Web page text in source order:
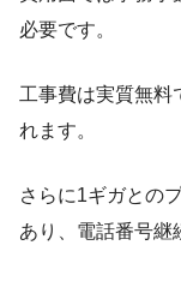
必要です。
工事費は実質無料
れます。
さらに1ギガとの
あり、電話番号継